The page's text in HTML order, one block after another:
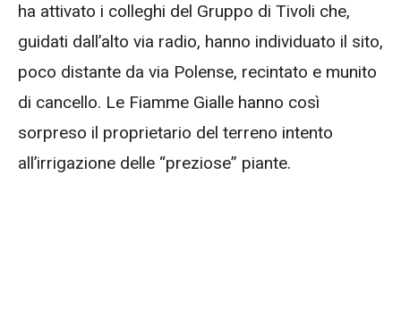
ha attivato i colleghi del Gruppo di Tivoli che,
guidati dall’alto via radio, hanno individuato il sito,
poco distante da via Polense, recintato e munito
di cancello. Le Fiamme Gialle hanno così
sorpreso il proprietario del terreno intento
all’irrigazione delle “preziose” piante.